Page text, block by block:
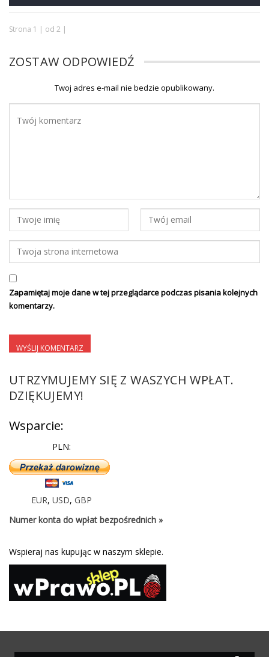
Strona 1 | od 2 |
ZOSTAW ODPOWIEDŹ
Twoj adres e-mail nie bedzie opublikowany.
Zapamiętaj moje dane w tej przeglądarce podczas pisania kolejnych
komentarzy.
UTRZYMUJEMY SIĘ Z WASZYCH WPŁAT.
DZIĘKUJEMY!
Wsparcie:
PLN:
EUR, USD, GBP
Numer konta do wpłat bezpośrednich »
Wspieraj nas kupując w naszym sklepie.